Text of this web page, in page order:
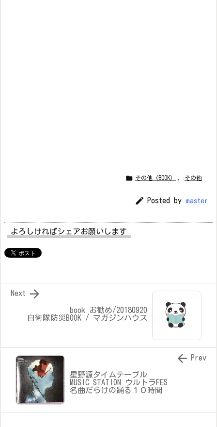
 その他（BOOK） その他
 Posted by master
よろしければシェアお願いします
book お勧め/20180920
自衛隊防災BOOK / マガジンハウス

Next
星野源タイムテーブル
MUSIC STATION ウルトラFES
名曲だらけの踊る１０時間
 Prev